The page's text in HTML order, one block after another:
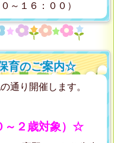
～１６：００）
育のご案内☆
通り開催します。
～２歳対象）☆